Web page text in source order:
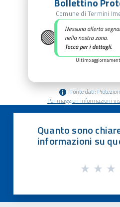
🟢
Bollettino
Comune di Termini
Nessuna allerta
nella nostra zona.
Tocca per i dettagli.
Ultimo
Fonte dati:
Per maggiori informazioni
Quanto sono
informazioni su